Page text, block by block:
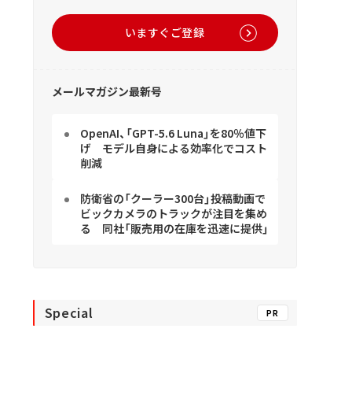
いますぐご登録
メールマガジン最新号
OpenAI、「GPT-5.6 Luna」を80％値下
げ モデル自身による効率化でコスト
削減
防衛省の「クーラー300台」投稿動画で
ビックカメラのトラックが注目を集め
る 同社「販売用の在庫を迅速に提供」
Special PR